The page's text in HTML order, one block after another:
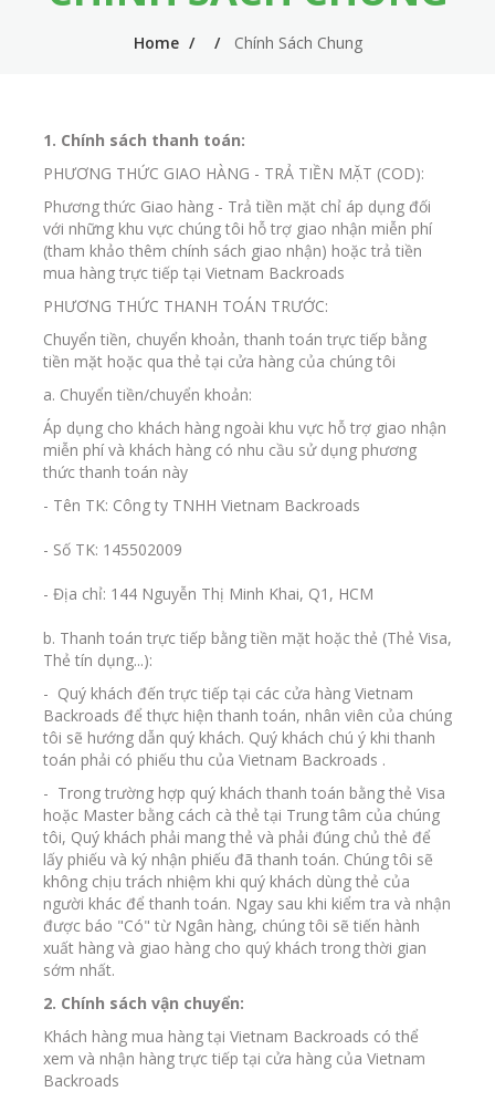
u
n
n
v
i
g
a
t
i
o
n
Home Chính Sách Chung
1. Chính sách thanh toán:
PHƯƠNG THỨC GIAO HÀNG - TRẢ TIỀN MẶT (COD):
Phương thức Giao hàng - Trả tiền mặt chỉ áp dụng đối
với những khu vực chúng tôi hỗ trợ giao nhận miễn phí
(tham khảo thêm chính sách giao nhận) hoặc trả tiền
mua hàng trực tiếp tại Vietnam Backroads
PHƯƠNG THỨC THANH TOÁN TRƯỚC:
Chuyển tiền, chuyển khoản, thanh toán trực tiếp bằng
tiền mặt hoặc qua thẻ tại cửa hàng của chúng tôi
a. Chuyển tiền/chuyển khoản:
Áp dụng cho khách hàng ngoài khu vực hỗ trợ giao nhận
miễn phí và khách hàng có nhu cầu sử dụng phương
thức thanh toán này
- Tên TK: Công ty TNHH Vietnam Backroads
- Số TK: 145502009
- Địa chỉ: 144 Nguyễn Thị Minh Khai, Q1, HCM
b. Thanh toán trực tiếp bằng tiền mặt hoặc thẻ (Thẻ Visa,
Thẻ tín dụng...):
- Quý khách đến trực tiếp tại các cửa hàng Vietnam
Backroads để thực hiện thanh toán, nhân viên của chúng
tôi sẽ hướng dẫn quý khách. Quý khách chú ý khi thanh
toán phải có phiếu thu của Vietnam Backroads .
- Trong trường hợp quý khách thanh toán bằng thẻ Visa
hoặc Master bằng cách cà thẻ tại Trung tâm của chúng
tôi, Quý khách phải mang thẻ và phải đúng chủ thẻ để
lấy phiếu và ký nhận phiếu đã thanh toán. Chúng tôi sẽ
không chịu trách nhiệm khi quý khách dùng thẻ của
người khác để thanh toán. Ngay sau khi kiểm tra và nhận
được báo "Có" từ Ngân hàng, chúng tôi sẽ tiến hành
xuất hàng và giao hàng cho quý khách trong thời gian
sớm nhất.
2. Chính sách vận chuyển:
Khách hàng mua hàng tại Vietnam Backroads có thể
xem và nhận hàng trực tiếp tại cửa hàng của Vietnam
Backroads